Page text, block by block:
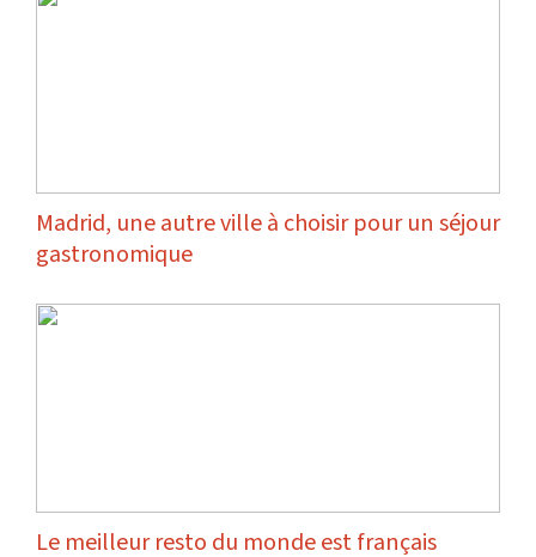
Madrid, une autre ville à choisir pour un séjour
gastronomique
Le meilleur resto du monde est français